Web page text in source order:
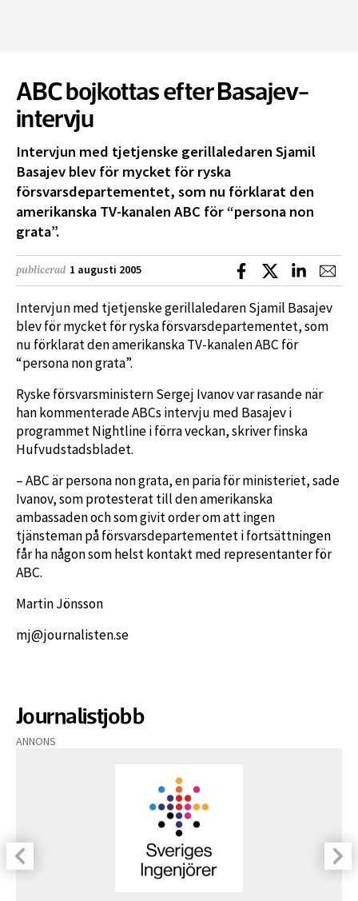
ABC bojkottas efter Basajev-
intervju
Intervjun med tjetjenske gerillaledaren Sjamil
Basajev blev för mycket för ryska
försvarsdepartementet, som nu förklarat den
amerikanska TV-kanalen ABC för “persona non
grata”.
publicerad 1 augusti 2005 Dela på Facebook
Dela på XDela på
Intervjun med tjetjenske gerillaledaren Sjamil Basajev
blev för mycket för ryska försvarsdepartementet, som
nu förklarat den amerikanska TV-kanalen ABC för
“persona non grata”.
Ryske försvarsministern Sergej Ivanov var rasande när
han kommenterade ABCs intervju med Basajev i
programmet Nightline i förra veckan, skriver finska
Hufvudstadsbladet.
– ABC är persona non grata, en paria för ministeriet, sade
Ivanov, som protesterat till den amerikanska
ambassaden och som givit order om att ingen
tjänsteman på försvarsdepartementet i fortsättningen
får ha någon som helst kontakt med representanter för
ABC.
Martin Jönsson
mj@journalisten.se
Journalistjobb
ANNONS